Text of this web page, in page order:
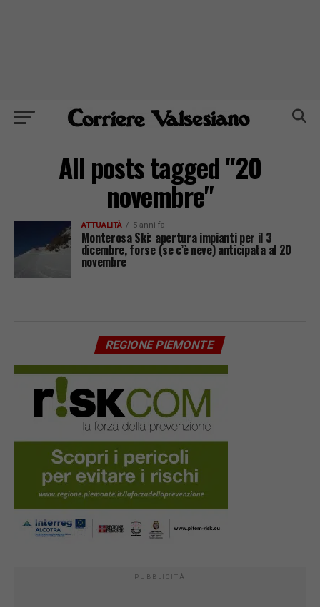
All posts tagged "20
novembre"
ATTUALITÀ 5 anni fa
Monterosa Ski: apertura impianti per il 3
dicembre, forse (se c’è neve) anticipata al 20
novembre
REGIONE PIEMONTE
PUBBLICITÀ